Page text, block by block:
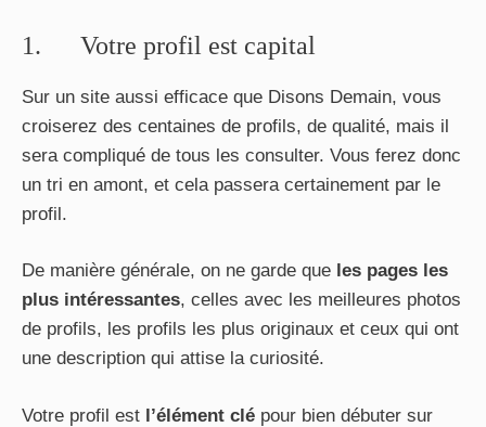
1. Votre profil est capital
Sur un site aussi efficace que Disons Demain, vous
croiserez des centaines de profils, de qualité, mais il
sera compliqué de tous les consulter. Vous ferez donc
un tri en amont, et cela passera certainement par le
profil.
De manière générale, on ne garde que les pages les
plus intéressantes, celles avec les meilleures photos
de profils, les profils les plus originaux et ceux qui ont
une description qui attise la curiosité.
Votre profil est l’élément clé pour bien débuter sur